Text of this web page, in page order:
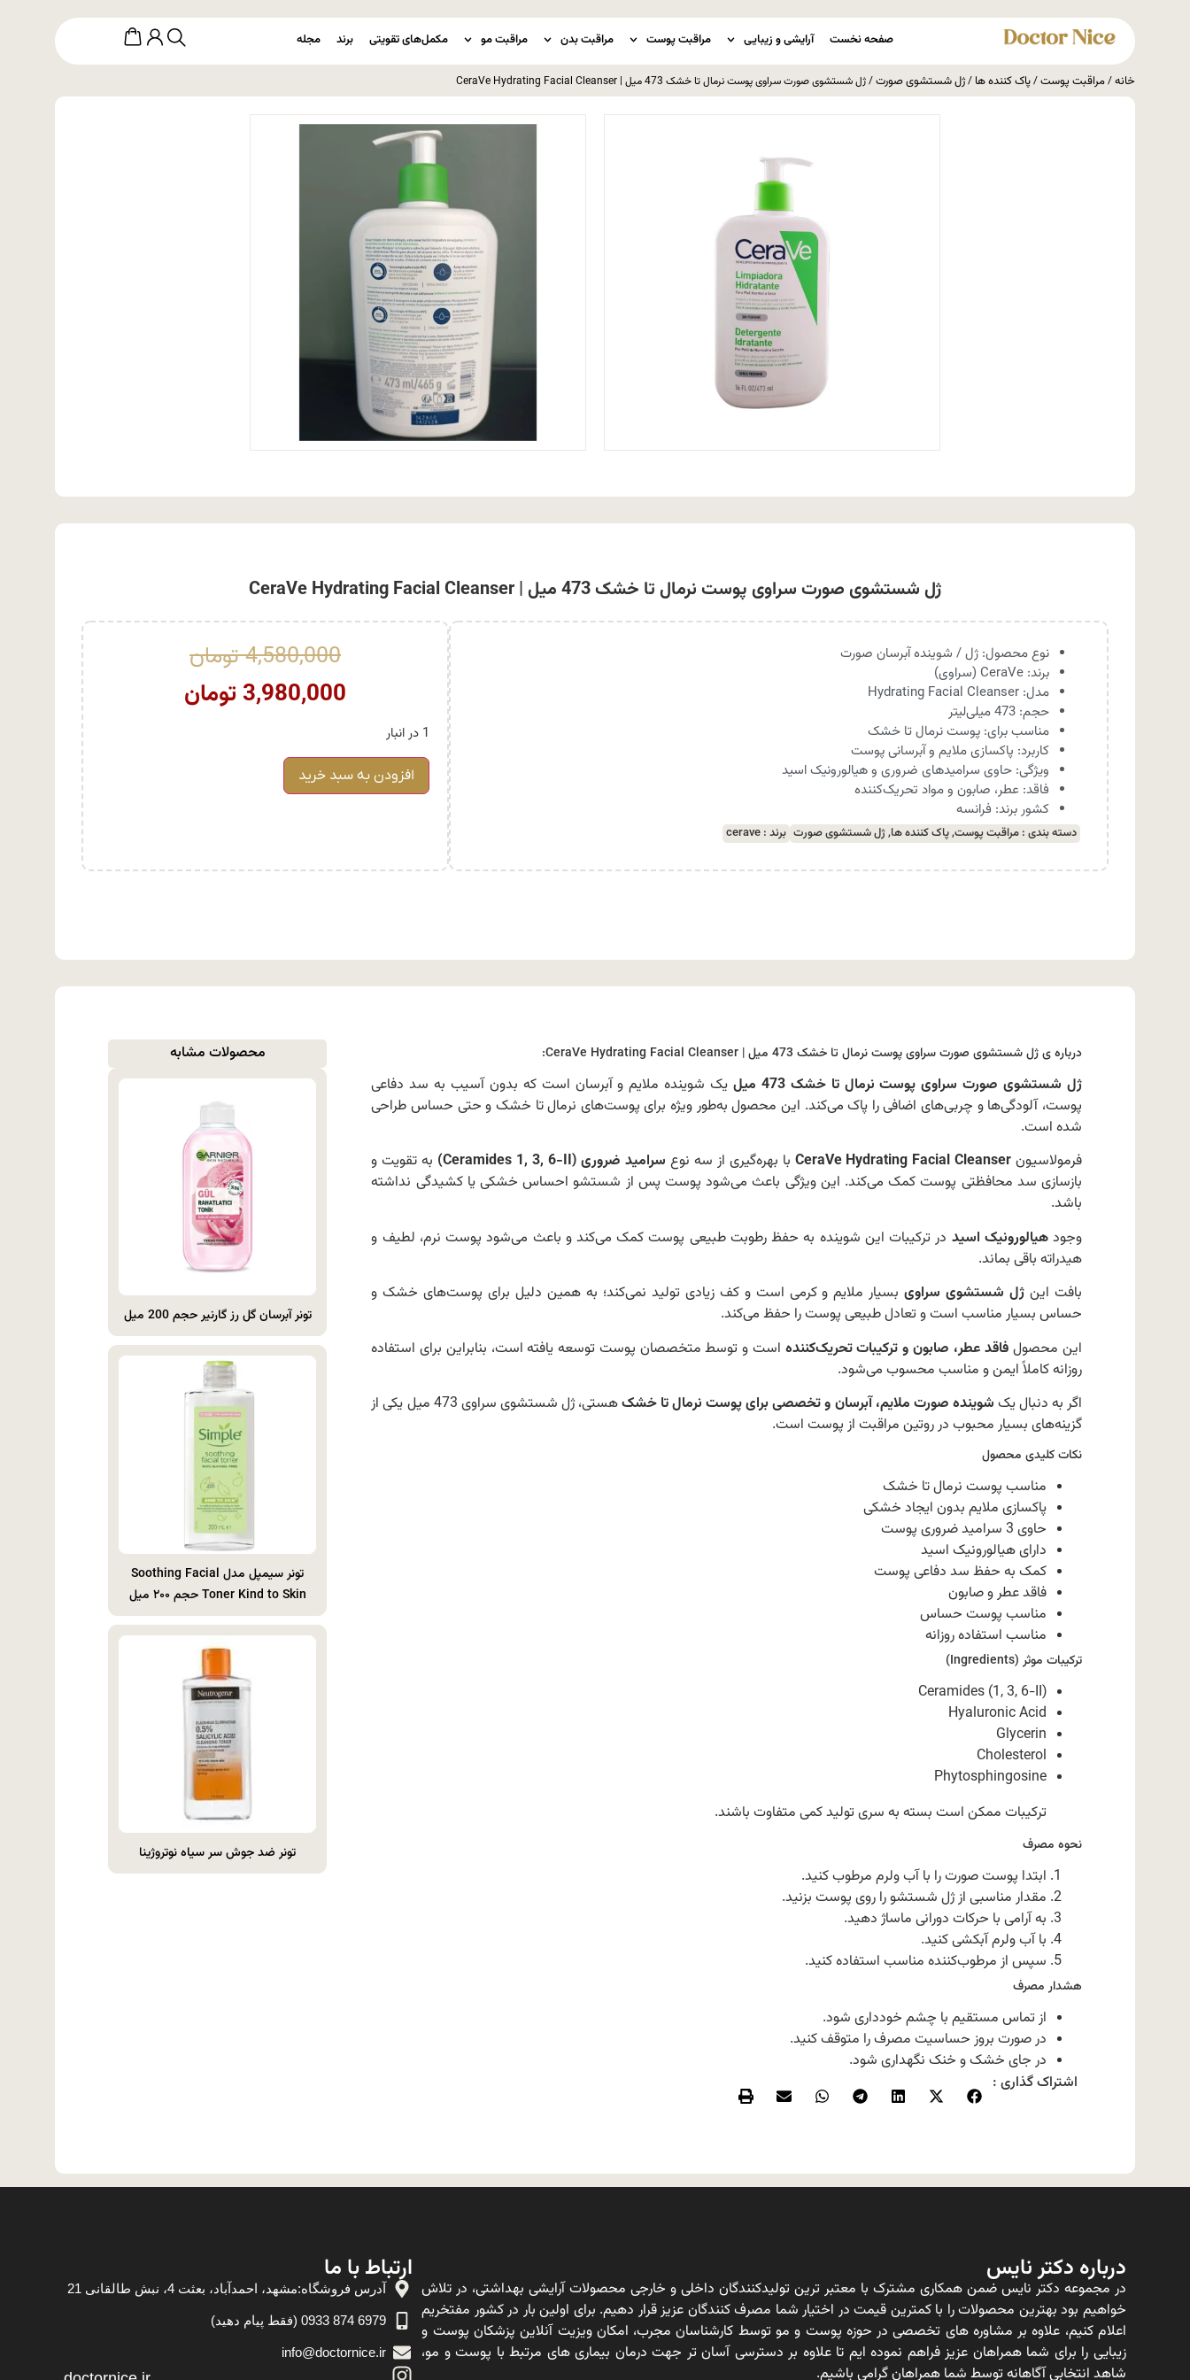
صفحه نخست آرایشی و زیبایی مراقبت پوست مراقبت بدن مراقبت مو مکمل‌های تقویتی برند مجله
خانه/مراقبت پوست/پاک کننده ها /ژل شستشوی صورت/ ژل شستشوی صورت سراوی پوست نرمال تا خشک 473 میل | CeraVe Hydrating Facial Cleanser
ژل شستشوی صورت سراوی پوست نرمال تا خشک 473 میل | CeraVe Hydrating Facial Cleanser
نوع محصول: ژل / شوینده آبرسان صورت
برند: CeraVe (سراوی)
مدل: Hydrating Facial Cleanser
حجم: 473 میلی‌لیتر
مناسب برای: پوست نرمال تا خشک
کاربرد: پاکسازی ملایم و آبرسانی پوست
ویژگی: حاوی سرامیدهای ضروری و هیالورونیک اسید
فاقد: عطر، صابون و مواد تحریک‌کننده
کشور برند: فرانسه
دسته بندی : مراقبت پوست,پاک کننده ها,ژل شستشوی صورت برند : cerave
4,580,000تومان
3,980,000تومان
1 در انبار
افزودن به سبد خرید
درباره ی ژل شستشوی صورت سراوی پوست نرمال تا خشک 473 میل | CeraVe Hydrating Facial Cleanser:
ژل شستشوی صورت سراوی پوست نرمال تا خشک 473 میل
یک شوینده ملایم و آبرسان است که بدون آسیب به سد دفاعی
پوست، آلودگی‌ها و چربی‌های اضافی را پاک می‌کند. این محصول به‌طور ویژه برای پوست‌های نرمال تا خشک و حتی حساس طراحی
شده است.
فرمولاسیون CeraVe Hydrating Facial Cleanser با بهره‌گیری از سه نوع سرامید ضروری (Ceramides 1, 3, 6-II)
به تقویت و
بازسازی سد محافظتی پوست کمک می‌کند. این ویژگی باعث می‌شود پوست پس از شستشو احساس خشکی یا کشیدگی نداشته
باشد.
وجودهیالورونیک اسید در ترکیبات این شوینده به حفظ رطوبت طبیعی پوست کمک می‌کند و باعث می‌شود پوست نرم، لطیف و
هیدراته باقی بماند.
بافت این ژل شستشوی سراویبسیار ملایم و کرمی است و کف زیادی تولید نمی‌کند؛ به همین دلیل برای پوست‌های خشک و
حساس بسیار مناسب است و تعادل طبیعی پوست را حفظ می‌کند.
این محصول فاقد عطر، صابون و ترکیبات تحریک‌کننده است و توسط متخصصان پوست توسعه یافته است، بنابراین برای استفاده
روزانه کاملاً ایمن و مناسب محسوب می‌شود.
اگر به دنبال یک شوینده صورت ملایم، آبرسان و تخصصی برای پوست نرمال تا خشک
هستی، ژل شستشوی سراوی 473 میل یکی از
گزینه‌های بسیار محبوب در روتین مراقبت از پوست است.
نکات کلیدی محصول
مناسب پوست نرمال تا خشک
پاکسازی ملایم بدون ایجاد خشکی
حاوی 3 سرامید ضروری پوست
دارای هیالورونیک اسید
کمک به حفظ سد دفاعی پوست
فاقد عطر و صابون
مناسب پوست حساس
مناسب استفاده روزانه
ترکیبات موثر (Ingredients)
Ceramides (1, 3, 6-II)
Hyaluronic Acid
Glycerin
Cholesterol
Phytosphingosine
ترکیبات ممکن است بسته به سری تولید کمی متفاوت باشند.
نحوه مصرف
ابتدا پوست صورت را با آب ولرم مرطوب کنید.
مقدار مناسبی از ژل شستشو را روی پوست بزنید.
به آرامی با حرکات دورانی ماساژ دهید.
با آب ولرم آبکشی کنید.
سپس از مرطوب‌کننده مناسب استفاده کنید.
هشدار مصرف
از تماس مستقیم با چشم خودداری شود.
در صورت بروز حساسیت مصرف را متوقف کنید.
در جای خشک و خنک نگهداری شود.
اشتراک گذاری :
محصولات مشابه
تونر آبرسان گل رز گارنیر حجم 200 میل
تونر سیمپل مدل Soothing Facial
Toner Kind to Skin حجم ۲۰۰ میل
تونر ضد جوش سر سیاه نوتروژینا
درباره دکتر نایس
در مجموعه دکتر نایس ضمن همکاری مشترک با معتبر ترین تولیدکنندگان داخلی و خارجی محصولات آرایشی بهداشتی، در تلاش
خواهیم بود بهترین محصولات را با کمترین قیمت در اختیار شما مصرف کنندگان عزیز قرار دهیم. برای اولین بار در کشور مفتخریم
اعلام کنیم، علاوه بر مشاوره های تخصصی در حوزه پوست و مو توسط کارشناسان مجرب، امکان ویزیت آنلاین پزشکان پوست و
زیبایی را برای شما همراهان عزیز فراهم نموده ایم تا علاوه بر دسترسی آسان تر جهت درمان بیماری های مرتبط با پوست و مو،
شاهد انتخابی آگاهانه توسط شما همراهان گرامی باشیم.
ارتباط با ما
آدرس فروشگاه:مشهد، احمدآباد، بعثت 4، نبش طالقانی 21
6979 874 0933 (فقط پیام دهید)
info@doctornice.ir